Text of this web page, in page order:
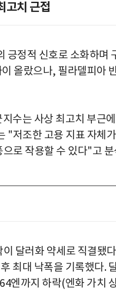
고치 근접
긍정적 신호로 소화하며
올랐으나, 필라델피아
수는 사상 최고치 부근
저조한 고용 지표 자체
로 작용할 수 있다"고
달러화 약세로 직결됐
최대 낙폭을 기록했다.
엔까지 하락(엔화 가치